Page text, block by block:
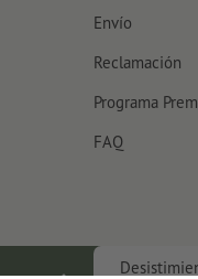
Envío
Reclamación
Programa
FAQ